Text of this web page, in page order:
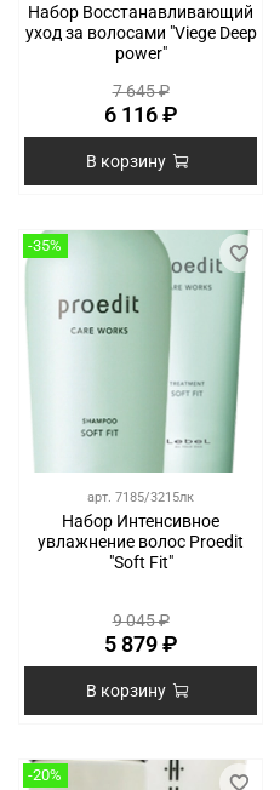
Набор Восстанавливающий
уход за волосами "Viege Deep
power"
7 645 ₽
6 116 ₽
В корзину
-35%
арт. 7185/3215лк
Набор Интенсивное
увлажнение волос Proedit
"Soft Fit"
9 045 ₽
5 879 ₽
В корзину
-20%